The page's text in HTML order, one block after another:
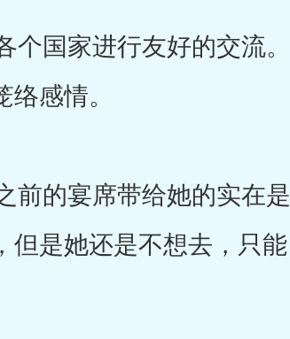
国家进行友好的交流。
感情。
的宴席带给她的实在是
但是她还是不想去，只能